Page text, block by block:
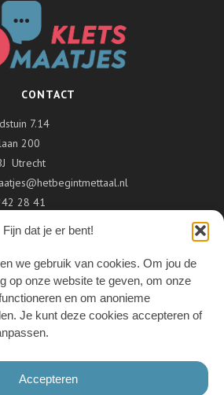
Fijn dat je er bent!
we gebruik van cookies. Om jou de
op onze website te geven, om onze
en om anonieme
Je kunt deze cookies accepteren of
Accepteren
CONTACT
7.14
200
Utrecht
28 41
VOLG ONS